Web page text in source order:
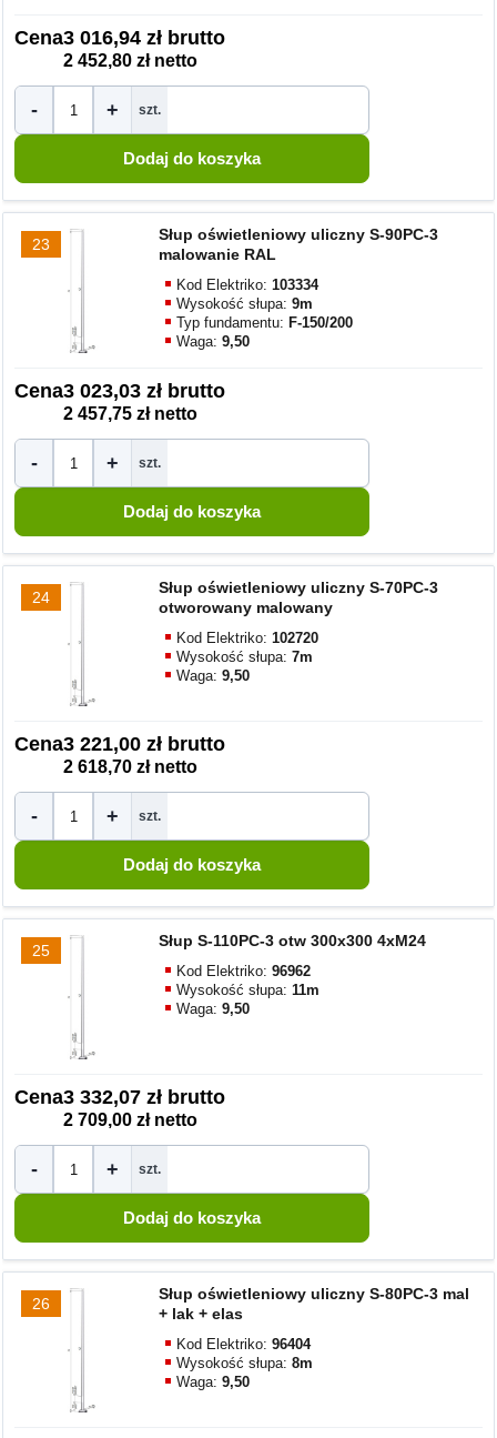
Cena3 016,94 zł brutto
2 452,80 zł netto
- + szt.
23
Słup oświetleniowy uliczny S-90PC-3
malowanie RAL
Kod Elektriko:103334
Wysokość słupa:9m
Typ fundamentu: F-150/200
Waga:9,50
Cena3 023,03 zł brutto
2 457,75 zł netto
- + szt.
24
Słup oświetleniowy uliczny S-70PC-3
otworowany malowany
Kod Elektriko:102720
Wysokość słupa:7m
Waga:9,50
Cena3 221,00 zł brutto
2 618,70 zł netto
- + szt.
25
Słup S-110PC-3 otw 300x300 4xM24
Kod Elektriko:96962
Wysokość słupa:11m
Waga:9,50
Cena3 332,07 zł brutto
2 709,00 zł netto
- + szt.
26
Słup oświetleniowy uliczny S-80PC-3 mal
+ lak + elas
Kod Elektriko:96404
Wysokość słupa:8m
Waga:9,50